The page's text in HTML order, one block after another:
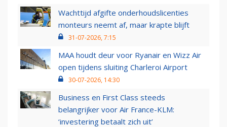
Wachttijd afgifte onderhoudslicenties
monteurs neemt af, maar krapte blijft
31-07-2026, 7:15
MAA houdt deur voor Ryanair en Wizz Air
open tijdens sluiting Charleroi Airport
30-07-2026, 14:30
Business en First Class steeds
belangrijker voor Air France-KLM:
‘investering betaalt zich uit’